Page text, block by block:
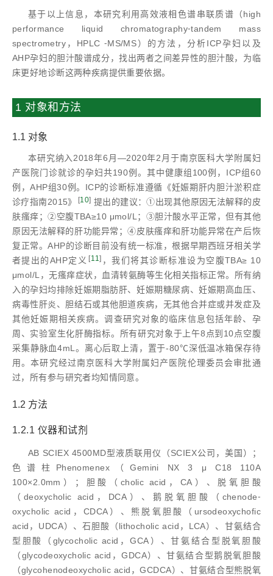
基于以上信息，本研究利用高效液相色谱串联质谱（high
performance liquid chromatography⁃tandem mass
spectrometry，HPLC ⁃MS/MS）的方法，分析ICP孕妇以及
AHP孕妇的胆汁酸谱成分，找出两者之间差异性的胆汁酸，为临
床更好地诊断这两种疾病提供重要依据。
1 对象和方法
1.1 对象
本研究纳入2018年6月—2020年2月于南京医科大学附属妇
产医院门诊就诊的孕妇共190例。其中健康组100例，ICP组60
例，AHP组30例。ICP的诊断标准遵循《妊娠期肝内胆汁淤积症
诊疗指南2015》
[10] 提出的建议：①出现其他原因无法解释的皮
肤瘙痒；②空腹TBA≥10 μmol/L；③胆汁酸水平正常，但有其他
原因无法解释的肝功能异常；④皮肤瘙痒和肝功能异常在产后恢
复正常。AHP的诊断目前没有统一标准，根据早期西班牙相关学
者提出的AHP定义 [11] ，我们将其诊断标准设为空腹TBA≥ 10
μmol/L，无瘙痒症状，血清转氨酶等生化相关指标正常。所有纳
入的孕妇均排除妊娠期脂肪肝、妊娠期糖尿病、妊娠期高血压、
病毒性肝炎、胆结石或其他胆道疾病，无其他合并症或并发症及
其他妊娠期相关疾病。调查研究对象的临床信息包括年龄、孕
周、实验室生化肝酶指标。所有研究对象于上午8点到10点空腹
采集静脉血4mL。离心后取上清，置于-80℃深低温冰箱保存待
用。本研究经过南京医科大学附属妇产医院伦理委员会审批通
过，所有参与研究者均知情同意。
1.2 方法
1.2.1 仪器和试剂
AB SCIEX 4500MD型液质联用仪（SCIEX公司，美国）；
色谱柱Phenomenex（Gemini NX 3 μ C18 110A
100×2.0mm）；胆酸（cholic acid，CA）、脱氧胆酸
（deoxycholic acid，DCA）、鹅脱氧胆酸（chenode⁃
oxycholic acid，CDCA）、熊脱氧胆酸（ursodeoxychofic
acid，UDCA）、石胆酸（lithocholic acid，LCA）、甘氨结合
型胆酸（glycocholic acid，GCA）、甘氨结合型脱氧胆酸
（glycodeoxycholic acid，GDCA）、甘氨结合型鹅脱氧胆酸
（glycohenodeoxycholic acid，GCDCA）、甘氨结合型熊脱氧